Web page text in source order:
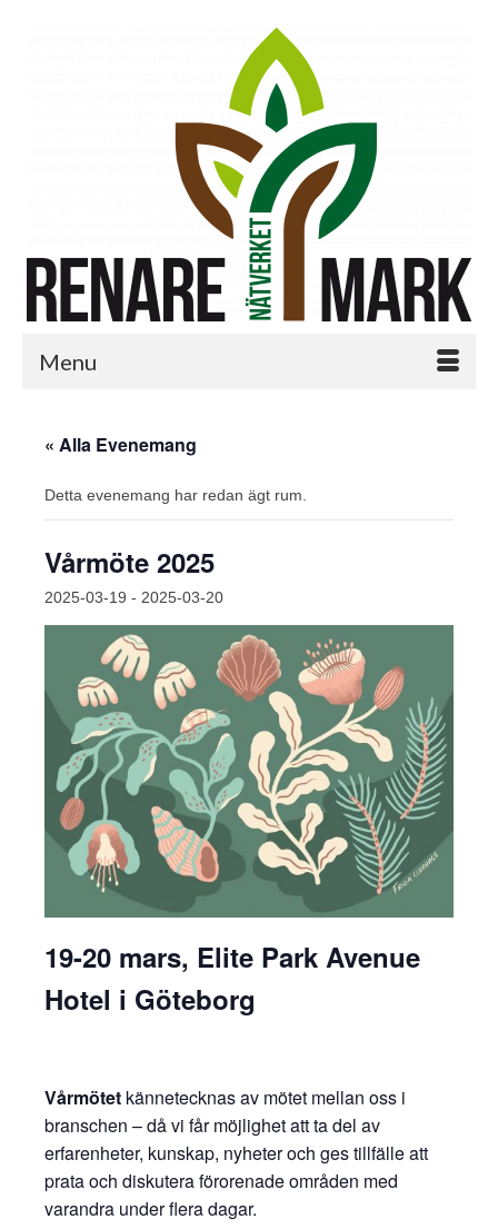
Menu
« Alla Evenemang
Detta evenemang har redan ägt rum.
Vårmöte 2025
2025-03-19 - 2025-03-20
19-20 mars, Elite Park Avenue
Hotel i Göteborg
Vårmötet kännetecknas av mötet mellan oss i
branschen – då vi får möjlighet att ta del av
erfarenheter, kunskap, nyheter och ges tillfälle att
prata och diskutera förorenade områden med
varandra under flera dagar.